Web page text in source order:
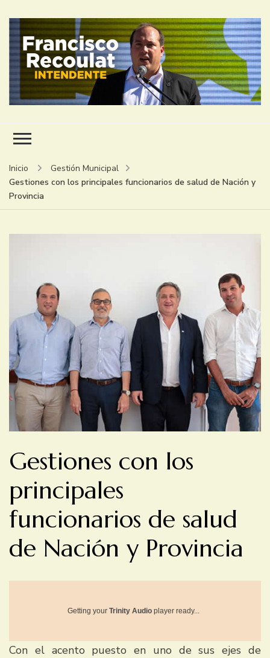
Inicio
Gestión Municipal
Gestiones con los principales funcionarios de salud de Nación y
Provincia
Gestiones con los
principales
funcionarios de salud
de Nación y Provincia
Getting your Trinity Audio player ready...
Con el acento puesto en uno de sus ejes de